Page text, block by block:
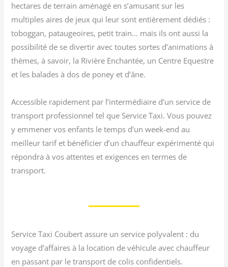
hectares de terrain aménagé en s’amusant sur les
multiples aires de jeux qui leur sont entièrement dédiés :
toboggan, pataugeoires, petit train… mais ils ont aussi la
possibilité de se divertir avec toutes sortes d’animations à
thèmes, à savoir, la Rivière Enchantée, un Centre Equestre
et les balades à dos de poney et d’âne.
Accessible rapidement par l’intermédiaire d’un service de
transport professionnel tel que Service Taxi. Vous pouvez
y emmener vos enfants le temps d’un week-end au
meilleur tarif et bénéficier d’un chauffeur expérimenté qui
répondra à vos attentes et exigences en termes de
transport.
Service Taxi Coubert assure un service polyvalent : du
voyage d’affaires à la location de véhicule avec chauffeur
en passant par le transport de colis confidentiels.